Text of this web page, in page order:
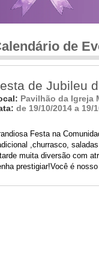
de
de Jubileu
Pavilhão da Igreja
de 19/10/2014 a 19/
Festa na
,churrasco,
muita diversão com
prestigiar!Você é